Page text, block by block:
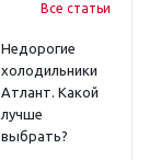
Все статьи
Недорогие
холодильники
Атлант. Какой
лучше
выбрать?